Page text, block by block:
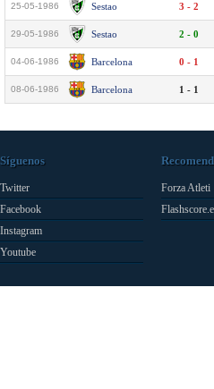
25-05-1986 Sestao 3 - 2
29-05-1986 Sestao 2 - 0
04-06-1986 Barcelona 0 - 1
08-06-1986 Barcelona 1 - 1
Síguenos
Twitter
Facebook
Instagram
Youtube
Forza Atleti